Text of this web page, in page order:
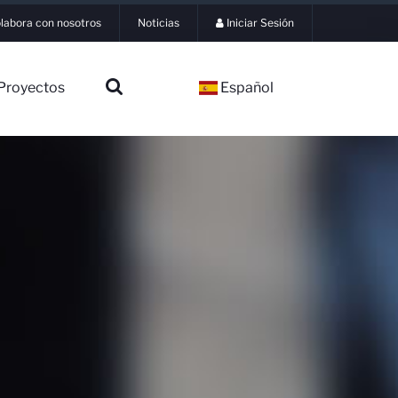
con nosotros Noticias Iniciar Sesión
Español